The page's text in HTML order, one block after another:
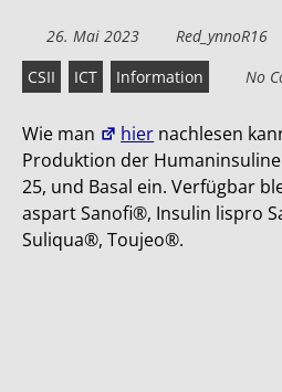
26. Mai 2023
Red_ynnoR16
CSII
ICT Information No
Wie man hier nachlesen
Produktion der
25, und Basal ein. Verfügbar
aspart Sanofi®, Insulin lispro
Suliqua®, Toujeo®.